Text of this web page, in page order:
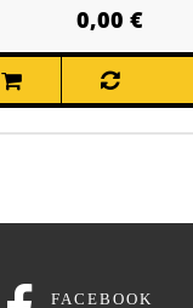
0,00 €
FACEBOOK